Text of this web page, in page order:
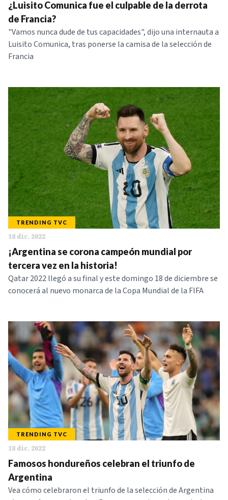
¿Luisito Comunica fue el culpable de la derrota
de Francia?
"Vamos nunca dude de tus capacidades", dijo una internauta a
Luisito Comunica, tras ponerse la camisa de la selección de
Francia
TRENDING TVC
18 dic. 2022
¡Argentina se corona campeón mundial por
tercera vez en la historia!
Qatar 2022 llegó a su final y este domingo 18 de diciembre se
conocerá al nuevo monarca de la Copa Mundial de la FIFA
TRENDING TVC
18 dic. 2022
Famosos hondureños celebran el triunfo de
Argentina
Vea cómo celebraron el triunfo de la selección de Argentina